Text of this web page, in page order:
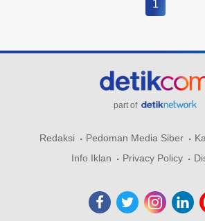
1
part of
Redaksi Pedoman Media Siber
Info Iklan
Privacy Policy